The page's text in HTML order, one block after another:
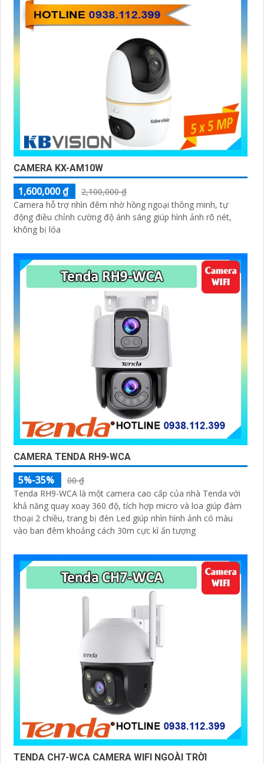
CAMERA KX-AM10W
1,600,000 ₫
2,100,000 ₫
Camera hỗ trợ nhìn đêm nhờ hồng ngoại thông minh, tự
động điều chỉnh cường độ ánh sáng giúp hình ảnh rõ nét,
không bị lóa
CAMERA TENDA RH9-WCA
5%-35%
00 ₫
Tenda RH9-WCA là một camera cao cấp của nhà Tenda với
khả năng quay xoay 360 độ, tích hợp micro và loa giúp đàm
thoại 2 chiều, trang bị đèn Led giúp nhìn hình ảnh có màu
vào ban đêm khoảng cách 30m cực kì ấn tượng
TENDA CH7-WCA CAMERA WIFI NGOÀI TRỜI